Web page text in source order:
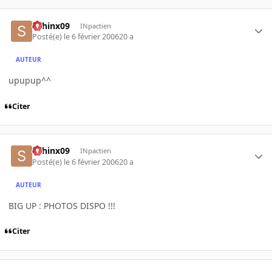
sphinx09 INpactien
Posté(e) le 6 février 200620 a
AUTEUR
upupup^^
Citer
sphinx09 INpactien
Posté(e) le 6 février 200620 a
AUTEUR
BIG UP : PHOTOS DISPO !!!
Citer